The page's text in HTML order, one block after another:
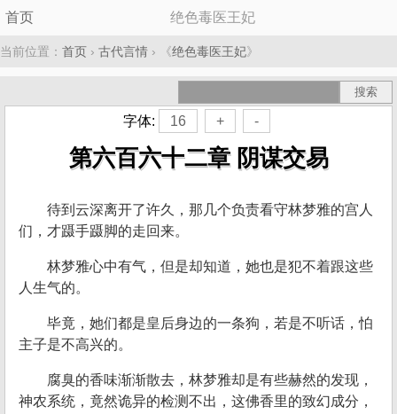
首页 绝色毒医王妃
当前位置： 首页 › 古代言情 › 《绝色毒医王妃》
字体: 16 + -
第六百六十二章 阴谋交易
待到云深离开了许久，那几个负责看守林梦雅的宫人
们，才蹑手蹑脚的走回来。
林梦雅心中有气，但是却知道，她也是犯不着跟这些
人生气的。
毕竟，她们都是皇后身边的一条狗，若是不听话，怕
主子是不高兴的。
腐臭的香味渐渐散去，林梦雅却是有些赫然的发现，
神农系统，竟然诡异的检测不出，这佛香里的致幻成分，